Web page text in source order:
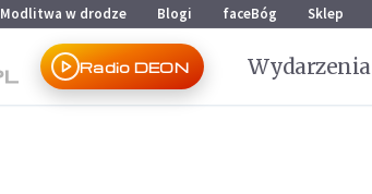
Modlitwa w drodze Blogi faceBóg Sklep
Radio DEON Wydarzenia